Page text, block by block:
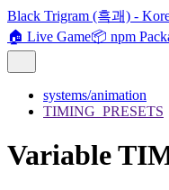
Black Trigram (흑괘) -
🏠 Live Game📦 npm
systems/animation
TIMING_PRESETS
Variable